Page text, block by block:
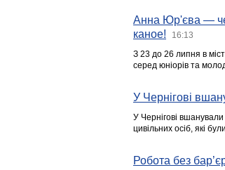
Анна Юр'єва —
каное!
16:13
З 23 до 26 липня в
серед юніорів та
У Чернігові
У Чернігові
цивільних осіб, які
Робота без